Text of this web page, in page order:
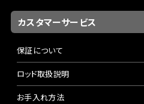
カスタマーサービス
保証について
ロッド取扱説明
お手入れ方法